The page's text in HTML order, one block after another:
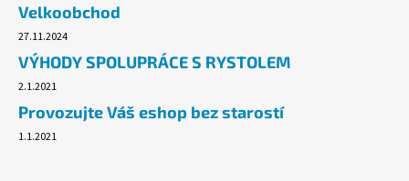
u
j
e
m
e
PLYNOVÁ
Velkoobchod
27.11.2024
VÝHODY SPOLUPRÁCE S RYSTOLEM
2.1.2021
Provozujte Váš eshop bez starostí
1.1.2021